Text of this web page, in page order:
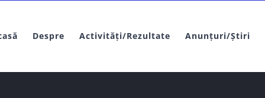
Despre Activități/Rezultate Anunțuri/Știri